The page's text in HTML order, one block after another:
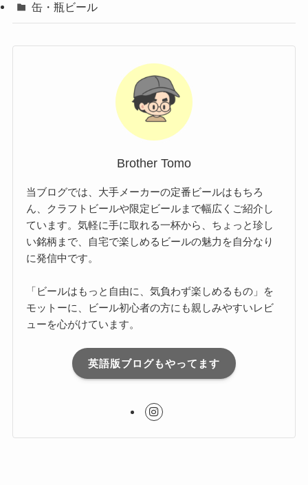
缶・瓶ビール
Brother Tomo
当ブログでは、大手メーカーの定番ビールはもちろ
ん、クラフトビールや限定ビールまで幅広くご紹介し
ています。気軽に手に取れる一杯から、ちょっと珍し
い銘柄まで、自宅で楽しめるビールの魅力を自分なり
に発信中です。
「ビールはもっと自由に、気負わず楽しめるもの」を
モットーに、ビール初心者の方にも親しみやすいレビ
ューを心がけています。
英語版ブログもやってます